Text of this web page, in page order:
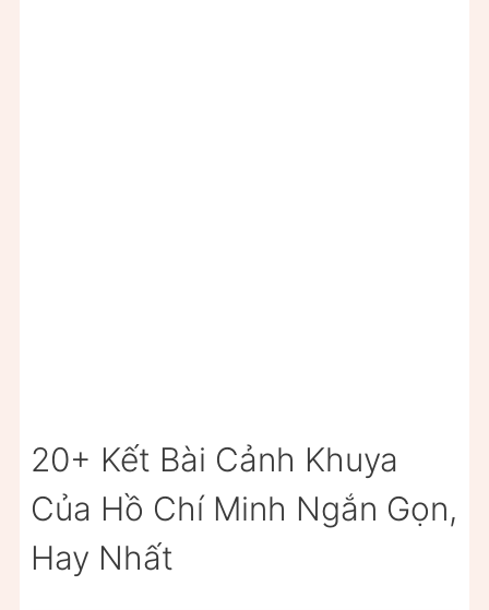
20+ Kết Bài Cảnh Khuya
Của Hồ Chí Minh Ngắn Gọn,
Hay Nhất